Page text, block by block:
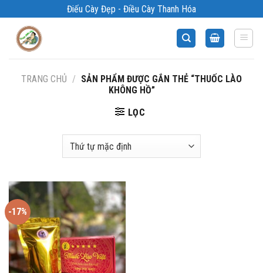
qua
Điếu Cày Đẹp - Điều Cày Thanh Hóa
TRANG CHỦ / SẢN PHẨM ĐƯỢC GẮN THẺ “THUỐC LÀO
KHÔNG HỒ”
LỌC
-17%